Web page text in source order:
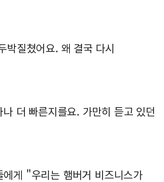
질쳤어요. 왜 결국 다시
더 빠른지를요. 가만히 듣고 있던
에게 "우리는 햄버거 비즈니스가